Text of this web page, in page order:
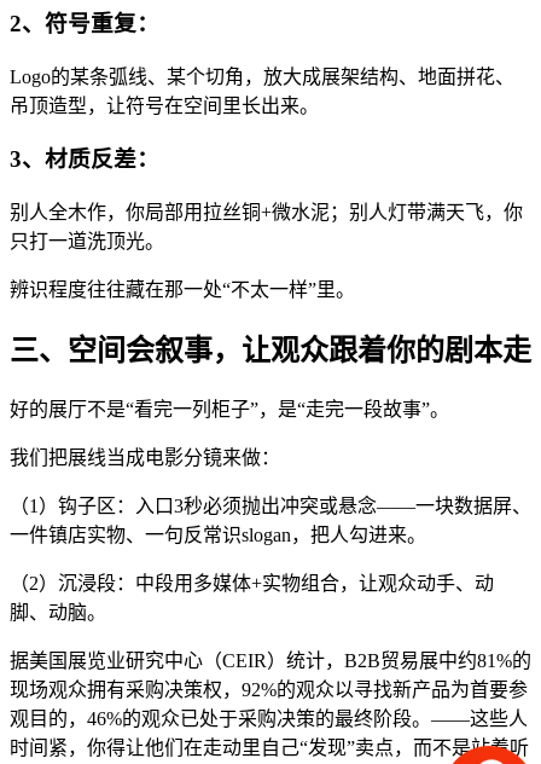
2、符号重复：
Logo的某条弧线、某个切角，放大成展架结构、地面拼花、
吊顶造型，让符号在空间里长出来。
3、材质反差：
别人全木作，你局部用拉丝铜+微水泥；别人灯带满天飞，你
只打一道洗顶光。
辨识程度往往藏在那一处“不太一样”里。
三、空间会叙事，让观众跟着你的剧本走
好的展厅不是“看完一列柜子”，是“走完一段故事”。
我们把展线当成电影分镜来做：
（1）钩子区：入口3秒必须抛出冲突或悬念——一块数据屏、
一件镇店实物、一句反常识slogan，把人勾进来。
（2）沉浸段：中段用多媒体+实物组合，让观众动手、动
脚、动脑。
据美国展览业研究中心（CEIR）统计，B2B贸易展中约81%的
现场观众拥有采购决策权，92%的观众以寻找新产品为首要参
观目的，46%的观众已处于采购决策的最终阶段。——这些人
时间紧，你得让他们在走动里自己“发现”卖点，而不是站着听